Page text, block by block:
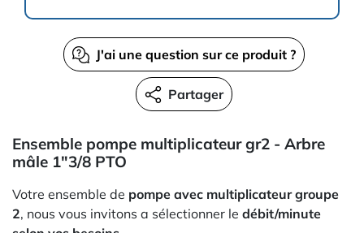
J'ai une question sur ce produit ?
Partager
Ensemble pompe multiplicateur gr2 - Arbre
mâle 1"3/8 PTO
Votre ensemble de pompe avec multiplicateur groupe
2, nous vous invitons a sélectionner le débit/minute